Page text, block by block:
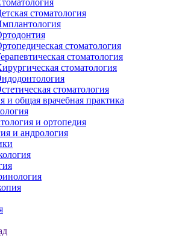
стоматология
стоматология
стоматология
стоматология
стоматология
и общая врачебная практика
и ортопедия
и андрология